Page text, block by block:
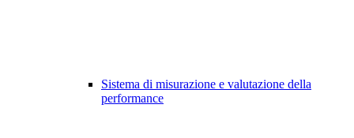
Sistema di misurazione e valutazione della
performance